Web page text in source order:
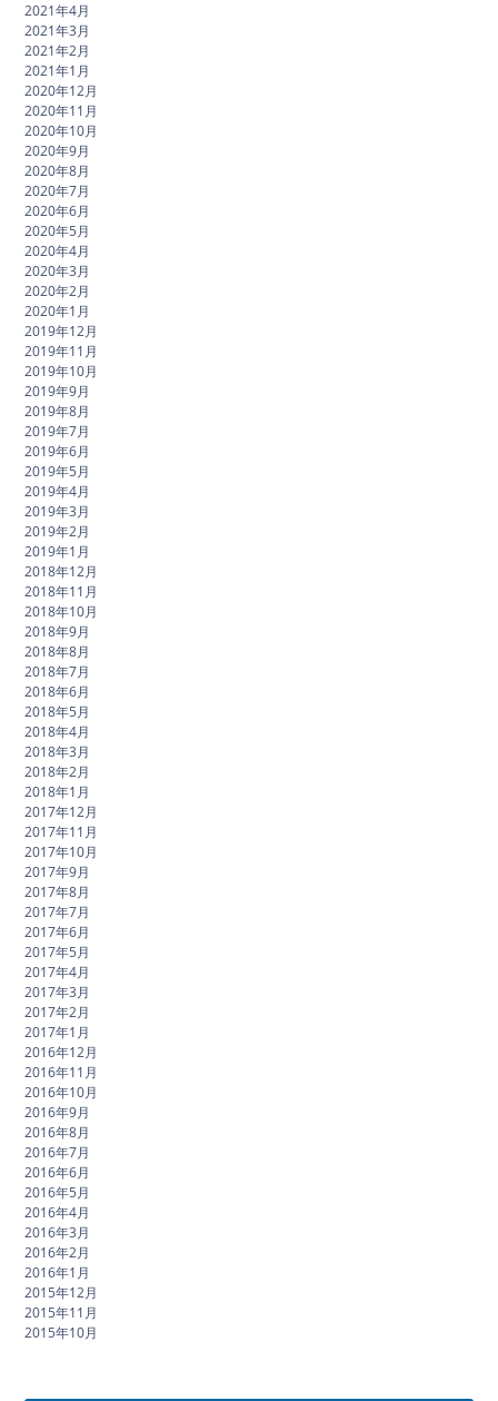
2021年4月
2021年3月
2021年2月
2021年1月
2020年12月
2020年11月
2020年10月
2020年9月
2020年8月
2020年7月
2020年6月
2020年5月
2020年4月
2020年3月
2020年2月
2020年1月
2019年12月
2019年11月
2019年10月
2019年9月
2019年8月
2019年7月
2019年6月
2019年5月
2019年4月
2019年3月
2019年2月
2019年1月
2018年12月
2018年11月
2018年10月
2018年9月
2018年8月
2018年7月
2018年6月
2018年5月
2018年4月
2018年3月
2018年2月
2018年1月
2017年12月
2017年11月
2017年10月
2017年9月
2017年8月
2017年7月
2017年6月
2017年5月
2017年4月
2017年3月
2017年2月
2017年1月
2016年12月
2016年11月
2016年10月
2016年9月
2016年8月
2016年7月
2016年6月
2016年5月
2016年4月
2016年3月
2016年2月
2016年1月
2015年12月
2015年11月
2015年10月